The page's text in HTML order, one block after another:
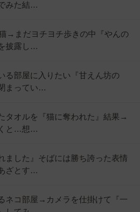
みた結…
→まだヨチヨチ歩きの中『やんの
披露し…
る部屋に入りたい『甘えん坊の
まってい…
タオルを『猫に奪われた』結果→
と…想…
ました』そばには勝ち誇った表情
ざとす…
ネコ部屋→カメラを仕掛けて『一